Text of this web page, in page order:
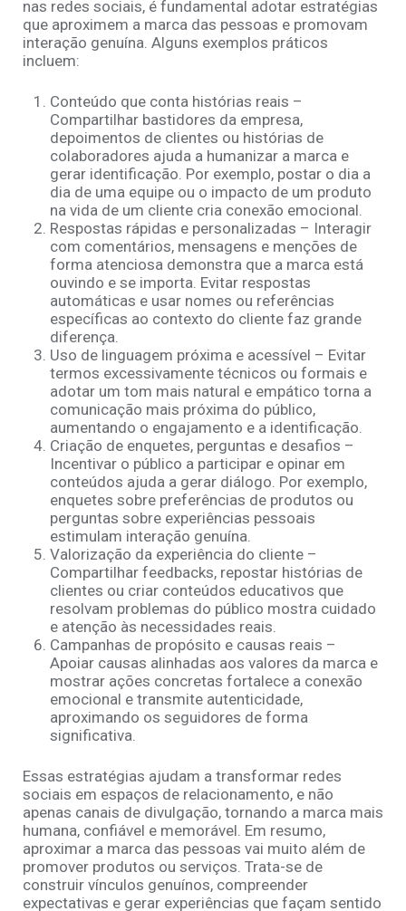
nas redes sociais, é fundamental adotar estratégias
que aproximem a marca das pessoas e promovam
interação genuína. Alguns exemplos práticos
incluem:
Conteúdo que conta histórias reais –
Compartilhar bastidores da empresa,
depoimentos de clientes ou histórias de
colaboradores ajuda a humanizar a marca e
gerar identificação. Por exemplo, postar o dia a
dia de uma equipe ou o impacto de um produto
na vida de um cliente cria conexão emocional.
Respostas rápidas e personalizadas – Interagir
com comentários, mensagens e menções de
forma atenciosa demonstra que a marca está
ouvindo e se importa. Evitar respostas
automáticas e usar nomes ou referências
específicas ao contexto do cliente faz grande
diferença.
Uso de linguagem próxima e acessível – Evitar
termos excessivamente técnicos ou formais e
adotar um tom mais natural e empático torna a
comunicação mais próxima do público,
aumentando o engajamento e a identificação.
Criação de enquetes, perguntas e desafios –
Incentivar o público a participar e opinar em
conteúdos ajuda a gerar diálogo. Por exemplo,
enquetes sobre preferências de produtos ou
perguntas sobre experiências pessoais
estimulam interação genuína.
Valorização da experiência do cliente –
Compartilhar feedbacks, repostar histórias de
clientes ou criar conteúdos educativos que
resolvam problemas do público mostra cuidado
e atenção às necessidades reais.
Campanhas de propósito e causas reais –
Apoiar causas alinhadas aos valores da marca e
mostrar ações concretas fortalece a conexão
emocional e transmite autenticidade,
aproximando os seguidores de forma
significativa.
Essas estratégias ajudam a transformar redes
sociais em espaços de relacionamento, e não
apenas canais de divulgação, tornando a marca mais
humana, confiável e memorável. Em resumo,
aproximar a marca das pessoas vai muito além de
promover produtos ou serviços. Trata-se de
construir vínculos genuínos, compreender
expectativas e gerar experiências que façam sentido